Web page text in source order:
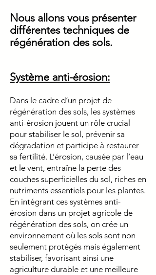
Nous allons vous présenter
différentes techniques de
régénération des sols.
Système anti-érosion:
Dans le cadre d’un projet de
régénération des sols, les systèmes
anti-érosion jouent un rôle crucial
pour stabiliser le sol, prévenir sa
dégradation et participe à restaurer
sa fertilité. L’érosion, causée par l’eau
et le vent, entraîne la perte des
couches superficielles du sol, riches en
nutriments essentiels pour les plantes.
En intégrant ces systèmes anti-
érosion dans un projet agricole de
régénération des sols, on crée un
environnement où les sols sont non
seulement protégés mais également
stabiliser, favorisant ainsi une
agriculture durable et une meilleure